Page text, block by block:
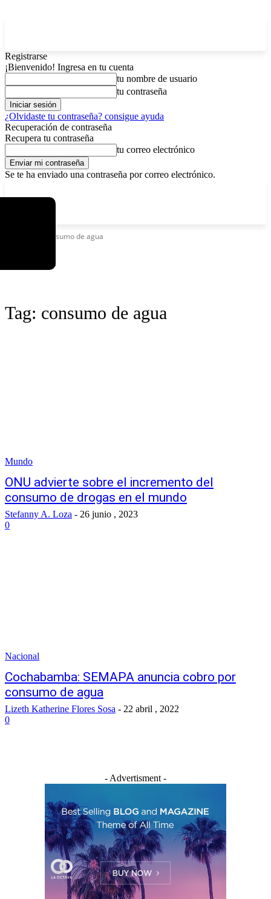
Registrarse
¡Bienvenido! Ingresa en tu cuenta
tu nombre de usuario
tu contraseña
¿Olvidaste tu contraseña? consigue ayuda
Recuperación de contraseña
Recupera tu contraseña
tu correo electrónico
Se te ha enviado una contraseña por correo electrónico.
Consumo de agua
Tag: consumo de agua
Mundo
ONU advierte sobre el incremento del
consumo de drogas en el mundo
Stefanny A. Loza - 26 junio , 2023
0
Nacional
Cochabamba: SEMAPA anuncia cobro por
consumo de agua
Lizeth Katherine Flores Sosa - 22 abril , 2022
0
- Advertisment -